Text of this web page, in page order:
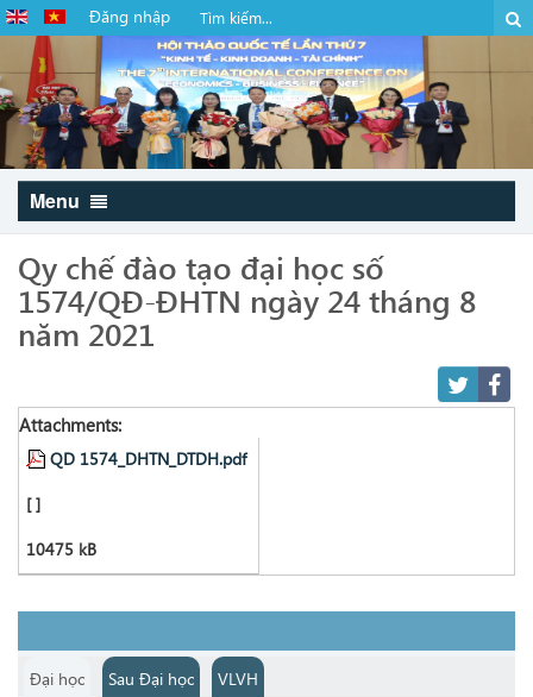
Đăng nhập
Menu
Qy chế đào tạo đại học số
1574/QĐ-ĐHTN ngày 24 tháng 8
năm 2021
Attachments:
QD 1574_DHTN_DTDH.pdf
[ ]
10475 kB
Đại học Sau Đại học VLVH